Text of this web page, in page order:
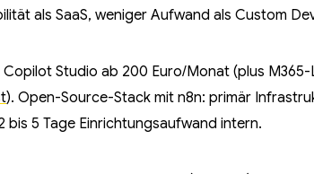
als SaaS, weniger Aufwand als Custom
Studio ab 200 Euro/Monat (plus M365-
). Open-Source-Stack mit n8n: primär
bis 5 Tage Einrichtungsaufwand intern.